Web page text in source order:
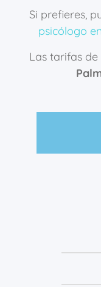
Si prefieres,
psicólogo
Las tarifas de